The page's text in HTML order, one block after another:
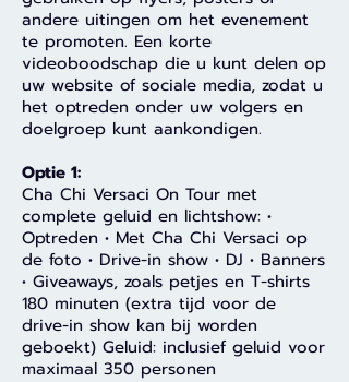
andere uitingen om het evenement
te promoten. Een korte
videoboodschap die u kunt delen op
uw website of sociale media, zodat u
het optreden onder uw volgers en
doelgroep kunt aankondigen.
Optie 1:
Cha Chi Versaci On Tour met
complete geluid en lichtshow: •
Optreden • Met Cha Chi Versaci op
de foto • Drive-in show • DJ • Banners
• Giveaways, zoals petjes en T-shirts
180 minuten (extra tijd voor de
drive-in show kan bij worden
geboekt) Geluid: inclusief geluid voor
maximaal 350 personen